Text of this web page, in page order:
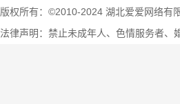
版权所有：©2010-2024 湖北爱爱网络有
法律声明：禁止未成年人、色情服务者